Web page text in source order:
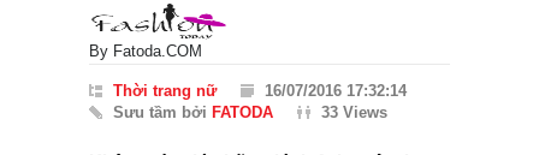
By Fatoda.COM
Thời trang nữ
16/07/2016 17:32:14
Sưu tầm bởi FATODA 33 Views